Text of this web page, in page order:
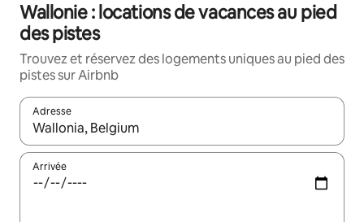
Wallonie : locations de vacances au pied
des pistes
Trouvez et réservez des logements uniques au pied des
pistes sur Airbnb
Adresse
Lorsque les résultats s'affichent, utilisez les flèches vers le
Arrivée